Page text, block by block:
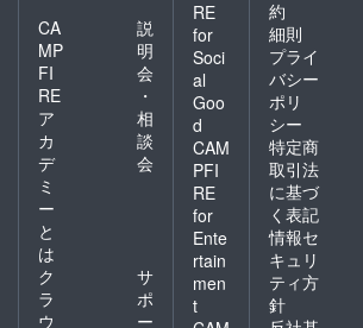
CA
MP
FI
RE
ア
カ
デ
ミ
ー
と
は
説
明
会
・
相
談
会
ク
ラ
ウ
サ
ポ
ー
RE
for
Soci
al
Goo
d
CAM
PFI
RE
for
Ente
rtain
men
t
約
細則
プライ
バシー
ポリ
シー
特定商
取引法
に基づ
く表記
情報セ
キュリ
ティ方
針